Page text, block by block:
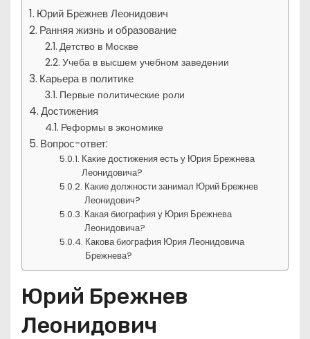
Юрий Брежнев Леонидович
Ранняя жизнь и образование
Детство в Москве
Учеба в высшем учебном заведении
Карьера в политике
Первые политические роли
Достижения
Реформы в экономике
Вопрос-ответ:
Какие достижения есть у Юрия Брежнева
Леонидовича?
Какие должности занимал Юрий Брежнев
Леонидович?
Какая биография у Юрия Брежнева
Леонидовича?
Какова биография Юрия Леонидовича
Брежнева?
Юрий Брежнев
Леонидович